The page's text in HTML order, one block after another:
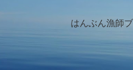
はんぶん漁師